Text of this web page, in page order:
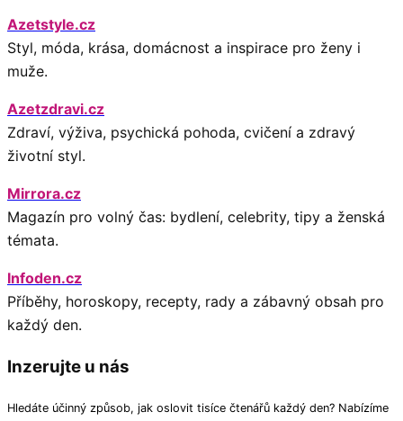
Azetstyle.cz
Styl, móda, krása, domácnost a inspirace pro ženy i
muže.
Azetzdravi.cz
Zdraví, výživa, psychická pohoda, cvičení a zdravý
životní styl.
Mirrora.cz
Magazín pro volný čas: bydlení, celebrity, tipy a ženská
témata.
Infoden.cz
Příběhy, horoskopy, recepty, rady a zábavný obsah pro
každý den.
Inzerujte u nás
Hledáte účinný způsob, jak oslovit tisíce čtenářů každý den? Nabízíme